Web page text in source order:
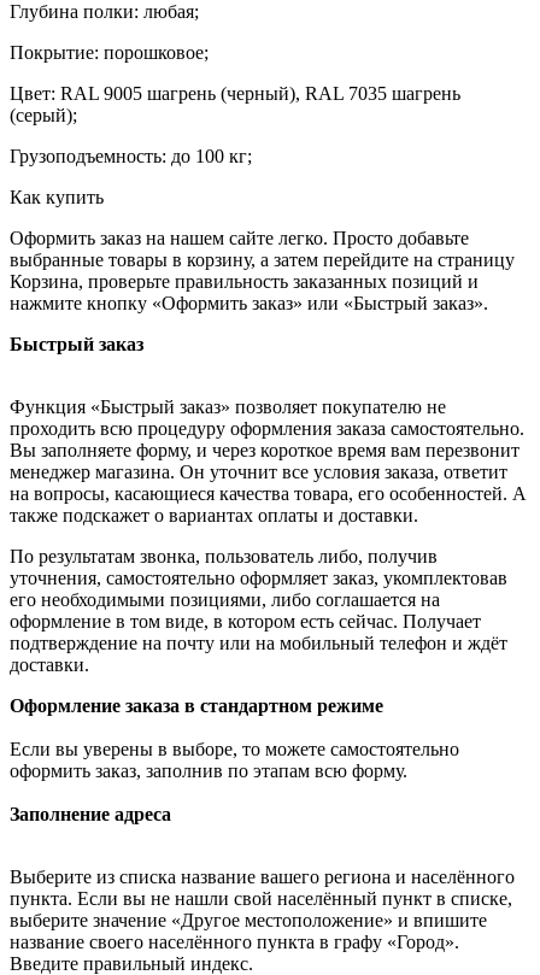
Глубина полки: любая;
Покрытие: порошковое;
Цвет: RAL 9005 шагрень (черный), RAL 7035 шагрень
(серый);
Грузоподъемность: до 100 кг;
Как купить
Оформить заказ на нашем сайте легко. Просто добавьте
выбранные товары в корзину, а затем перейдите на страницу
Корзина, проверьте правильность заказанных позиций и
нажмите кнопку «Оформить заказ» или «Быстрый заказ».
Быстрый заказ
Функция «Быстрый заказ» позволяет покупателю не
проходить всю процедуру оформления заказа самостоятельно.
Вы заполняете форму, и через короткое время вам перезвонит
менеджер магазина. Он уточнит все условия заказа, ответит
на вопросы, касающиеся качества товара, его особенностей. А
также подскажет о вариантах оплаты и доставки.
По результатам звонка, пользователь либо, получив
уточнения, самостоятельно оформляет заказ, укомплектовав
его необходимыми позициями, либо соглашается на
оформление в том виде, в котором есть сейчас. Получает
подтверждение на почту или на мобильный телефон и ждёт
доставки.
Оформление заказа в стандартном режиме
Если вы уверены в выборе, то можете самостоятельно
оформить заказ, заполнив по этапам всю форму.
Заполнение адреса
Выберите из списка название вашего региона и населённого
пункта. Если вы не нашли свой населённый пункт в списке,
выберите значение «Другое местоположение» и впишите
название своего населённого пункта в графу «Город».
Введите правильный индекс.